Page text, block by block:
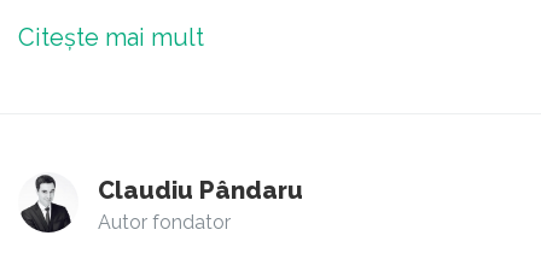
Citește mai mult
Claudiu Pândaru
Autor fondator